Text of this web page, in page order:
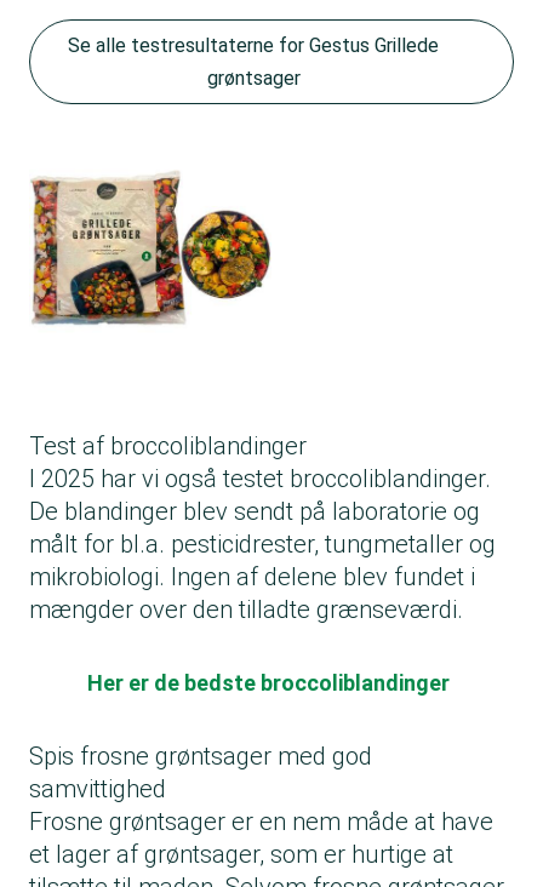
Se alle testresultaterne for Gestus Grillede
grøntsager
Test af broccoliblandinger
I 2025 har vi også testet broccoliblandinger.
De blandinger blev sendt på laboratorie og
målt for bl.a. pesticidrester, tungmetaller og
mikrobiologi. Ingen af delene blev fundet i
mængder over den tilladte grænseværdi.
Her er de bedste broccoliblandinger
Spis frosne grøntsager med god
samvittighed
Frosne grøntsager er en nem måde at have
et lager af grøntsager, som er hurtige at